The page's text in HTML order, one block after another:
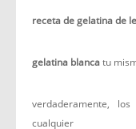
receta de gelatina de
gelatina blancatu
verdaderamente,
cualquier